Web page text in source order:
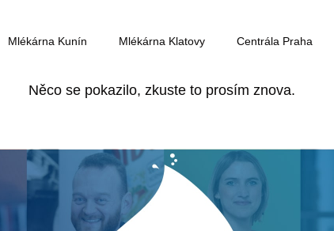
Mlékárna Kunín Mlékárna Klatovy Centrála Praha
Něco se pokazilo, zkuste to prosím znova.